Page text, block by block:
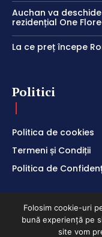
Auchan va
rezidențial One
La ce preț începe
Politici
Politica de cookies
Termeni și Condiții
Politica de
Folosim cookie-uri
bună experiență pe
site vom